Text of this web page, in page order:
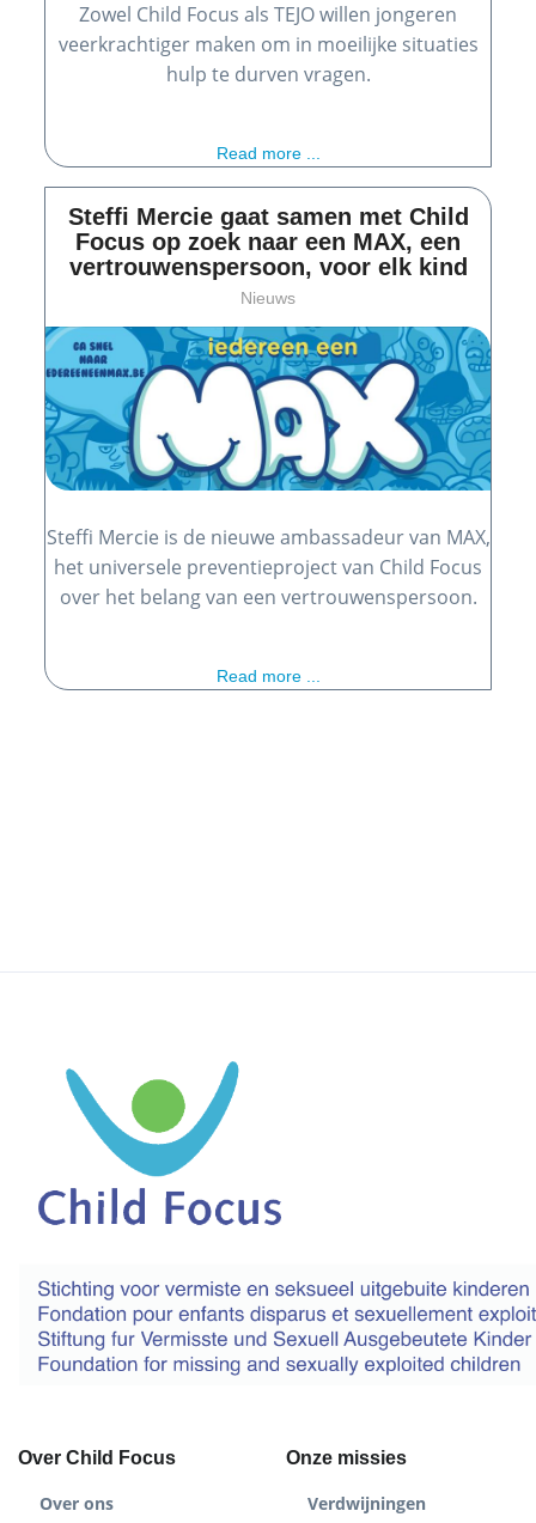
Zowel Child Focus als TEJO willen jongeren
veerkrachtiger maken om in moeilijke situaties
hulp te durven vragen.
Read more ...
Steffi Mercie gaat samen met Child
Focus op zoek naar een MAX, een
vertrouwenspersoon, voor elk kind
Nieuws
Steffi Mercie is de nieuwe ambassadeur van MAX,
het universele preventieproject van Child Focus
over het belang van een vertrouwenspersoon.
Read more ...
Over Child Focus
Over ons
Onze missies
Verdwijningen